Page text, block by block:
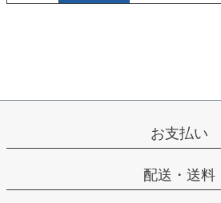
お支払い
配送・送料